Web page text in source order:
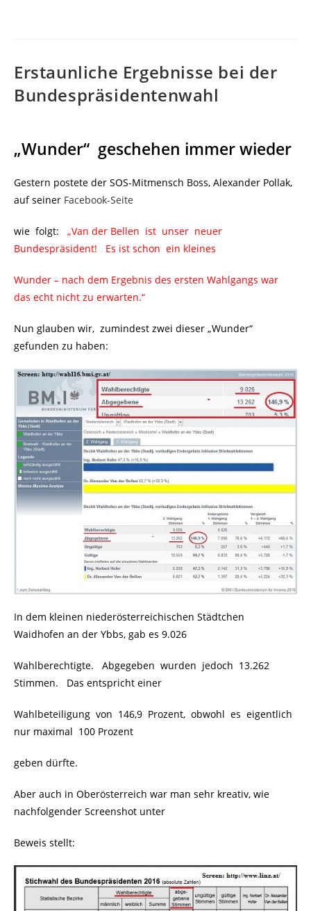
Erstaunliche Ergebnisse bei der
Bundespräsidentenwahl
„Wunder“ geschehen immer wieder
Gestern postete der SOS-Mitmensch Boss, Alexander Pollak,
auf seiner Facebook-Seite
wie folgt:
„Van der Bellen ist unser neuer
Bundespräsident! Es ist schon ein kleines
Wunder – nach dem Ergebnis des ersten Wahlgangs war
das echt nicht zu erwarten.“
Nun glauben wir, zumindest zwei dieser „Wunder“
gefunden zu haben:
In dem kleinen niederösterreichischen Städtchen
Waidhofen an der Ybbs, gab es 9.026
Wahlberechtigte. Abgegeben wurden jedoch 13.262
Stimmen. Das entspricht einer
Wahlbeteiligung von 146,9 Prozent, obwohl es eigentlich
nur maximal 100 Prozent
geben dürfte.
Aber auch in Oberösterreich war man sehr kreativ, wie
nachfolgender Screenshot unter
Beweis stellt: